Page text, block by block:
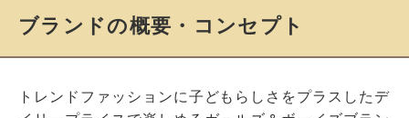
ブランドの概要・コンセプト
トレンドファッションに子どもらしさをプラスしたデ